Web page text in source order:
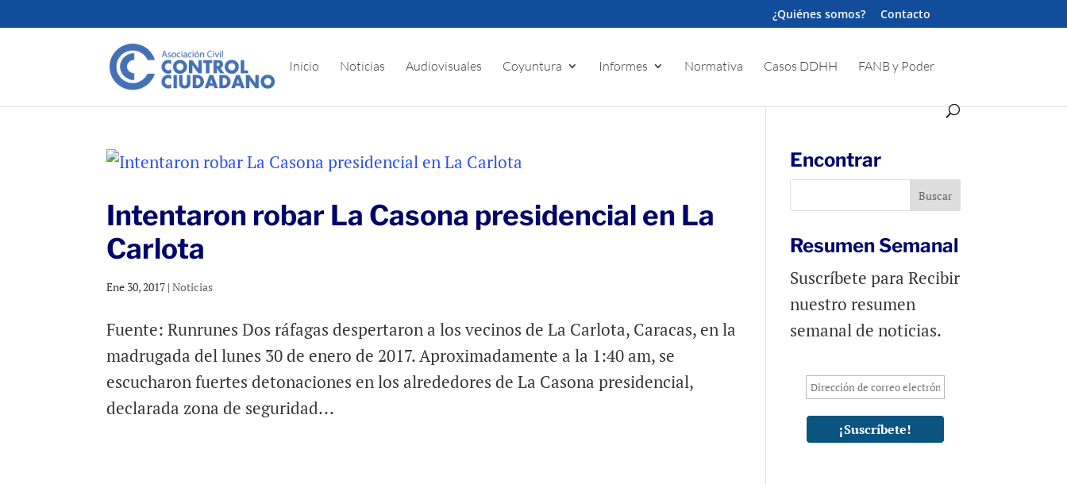
¿Quiénes somos? Contacto
Inicio Noticias Audiovisuales Coyuntura Informes Normativa Casos DDHH FANB y Poder
Intentaron robar La Casona presidencial en La
Carlota
Ene 30, 2017 |Noticias
Fuente: Runrunes Dos ráfagas despertaron a los vecinos de La Carlota, Caracas, en la
madrugada del lunes 30 de enero de 2017. Aproximadamente a la 1:40 am, se
escucharon fuertes detonaciones en los alrededores de La Casona presidencial,
declarada zona de seguridad...
Encontrar
Resumen Semanal
Suscríbete para Recibir
nuestro resumen
semanal de noticias.